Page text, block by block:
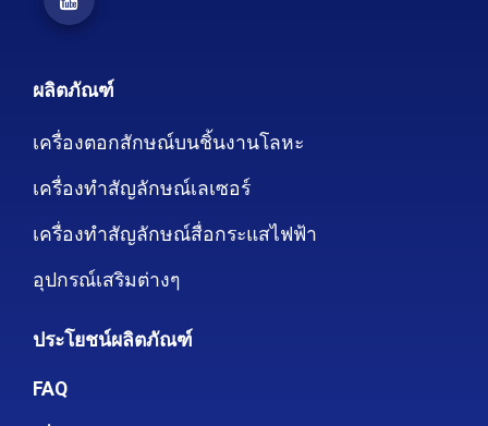
ผลิตภัณฑ์
เครื่องตอกสักษณ์บนชิ้นงานโลหะ
เครื่องทำสัญลักษณ์เลเซอร์
เครื่องทำสัญลักษณ์สื่อกระแสไฟฟ้า
อุปกรณ์เสริมต่างๆ
ประโยชน์ผลิตภัณฑ์
FAQ